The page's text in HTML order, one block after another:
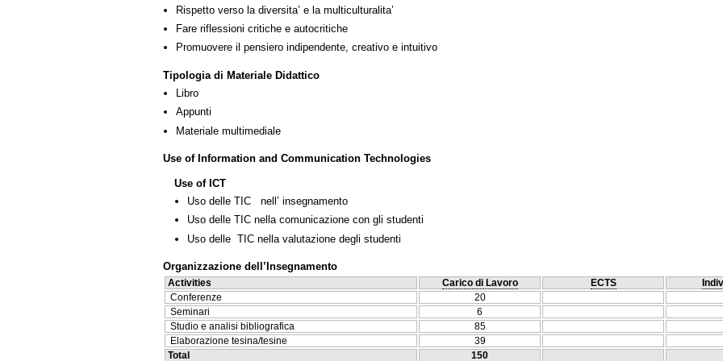
Rispetto verso la diversita’ e la multiculturalita’
Fare riflessioni critiche e autocritiche
Promuovere il pensiero indipendente, creativo e intuitivo
Tipologia di Materiale Didattico
Libro
Appunti
Materiale multimediale
Use of Information and Communication Technologies
Use of ICT
Uso delle TIC nell’ insegnamento
Uso delle TIC nella comunicazione con gli studenti
Uso delle TIC nella valutazione degli studenti
Organizzazione dell’Insegnamento
Activities Carico di Lavoro ECTS
Conferenze
20
Seminari
6
Studio e analisi bibliografica
85
Elaborazione tesina/tesine
39
Total
150